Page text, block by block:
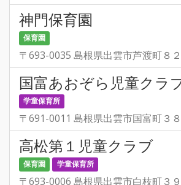
神門保育園
保育園
〒693-0035 島根県出雲市芦渡町８
国富あおぞら児童クラ
学童保育所
〒691-0011 島根県出雲市国富町３
高松第１児童クラブ
保育園 学童保育所
〒693-0006 島根県出雲市白枝町３